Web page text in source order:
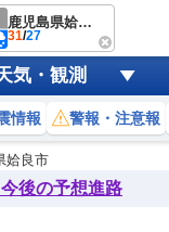
鹿児島県姶良市
31/27
気・観測
情報 警報・注意報
姶良市
後の予想進路